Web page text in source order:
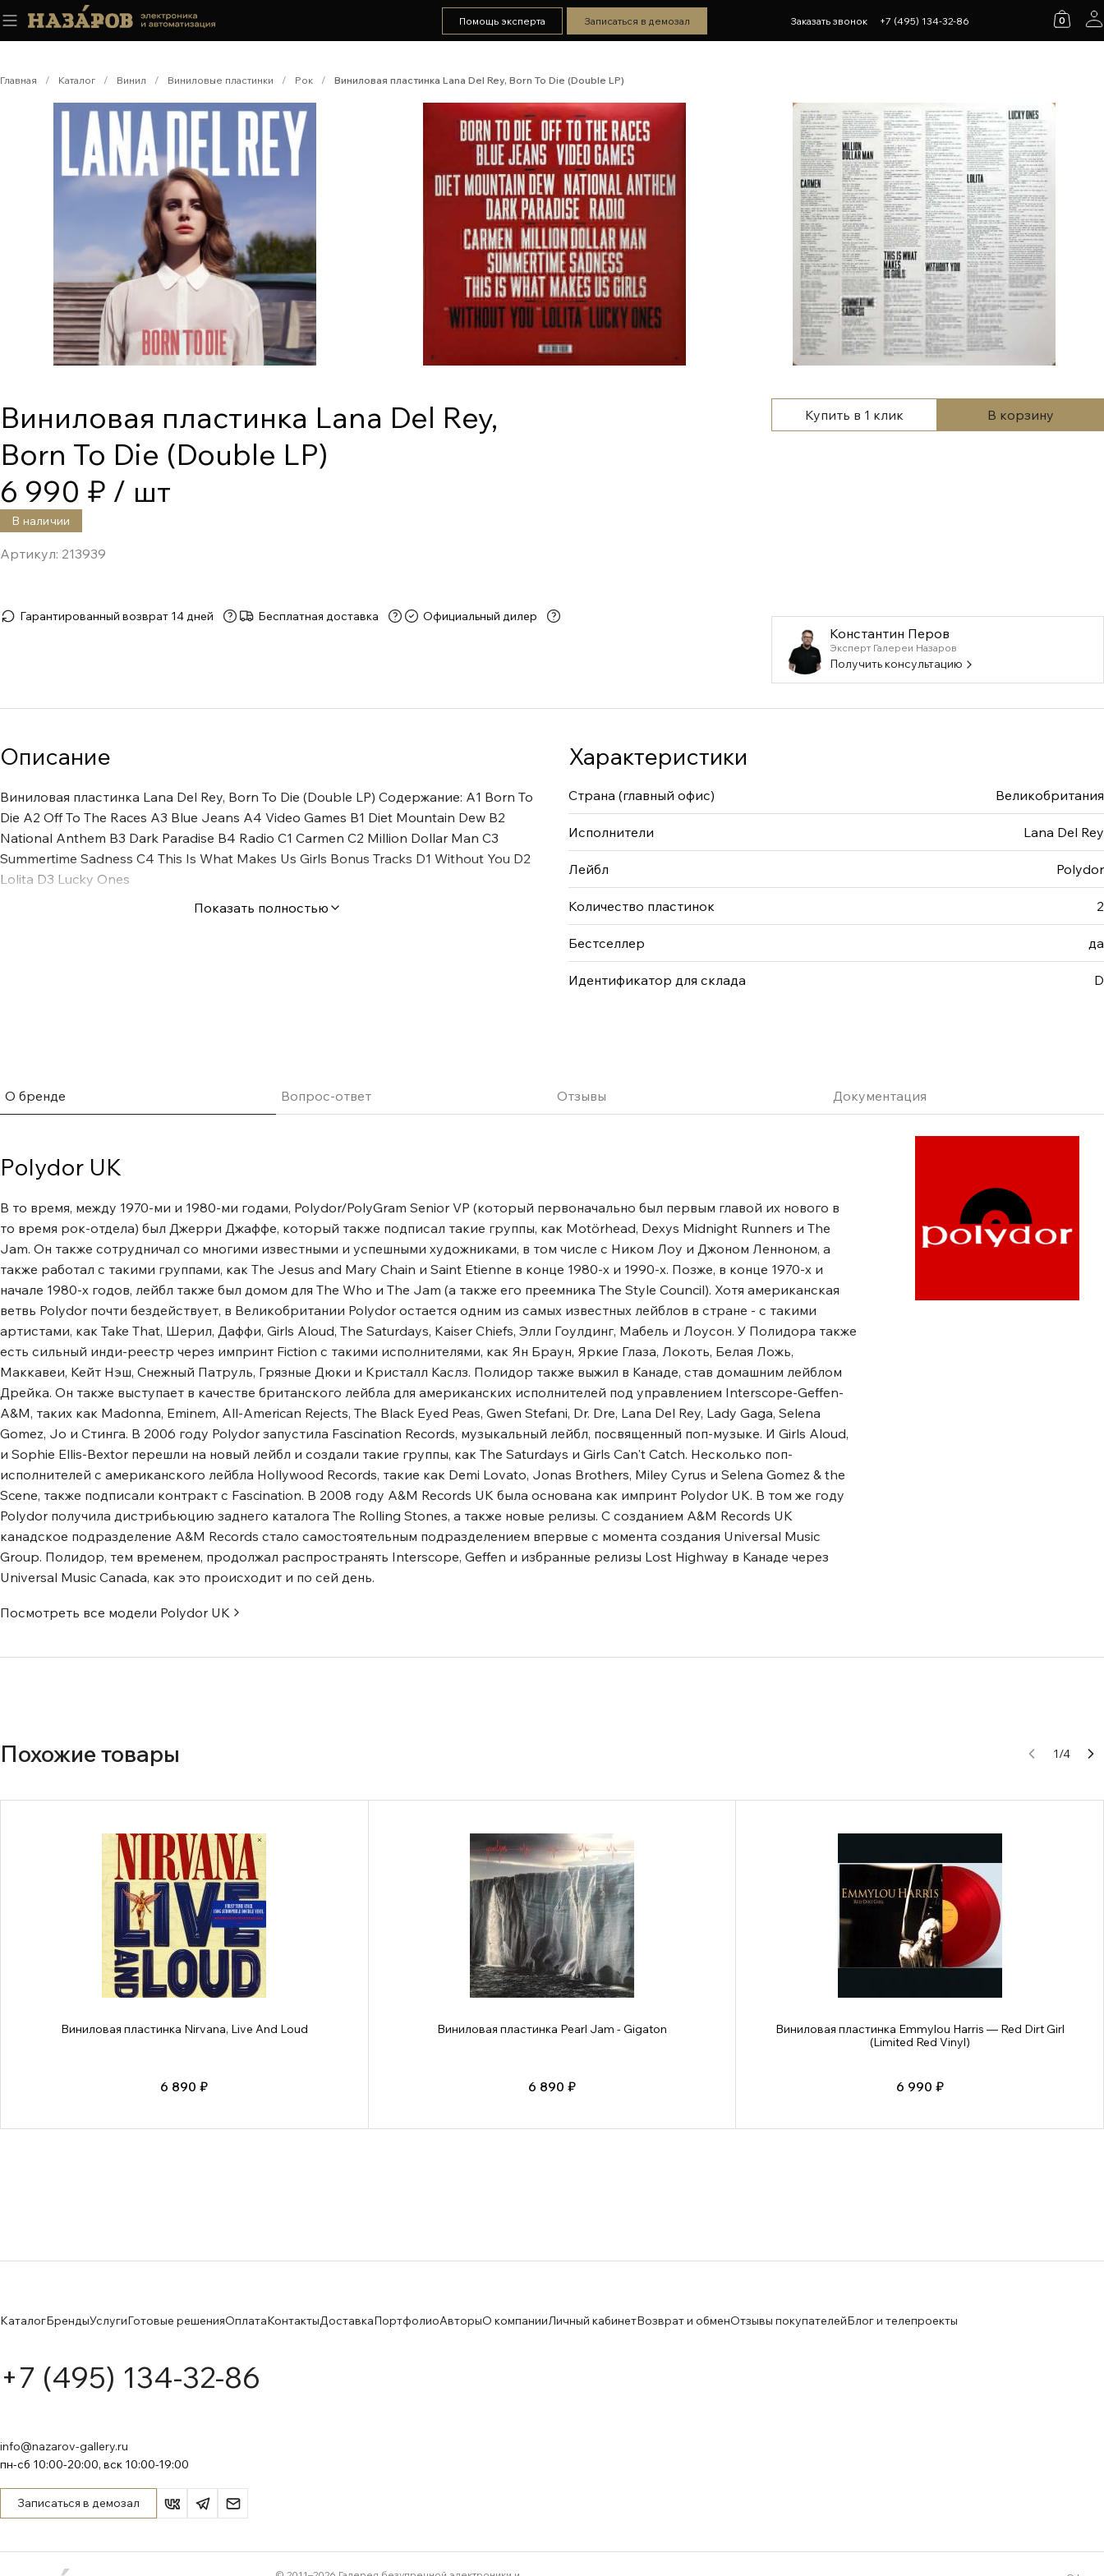
Помощь эксперта Записаться в демозал Заказать звонок +7 (495) 134-32-86 0
Главная / Каталог / Винил / Виниловые пластинки / Рок / Виниловая пластинка Lana Del Rey, Born To Die (Double LP)
Виниловая пластинка Lana Del Rey,
Born To Die (Double LP)
6 990 ₽ / шт
В наличии
Артикул: 213939
Константин Перов
Эксперт Галереи Назаров
Получить консультацию
Гарантированный возврат 14 дней Бесплатная доставка Официальный дилер
Купить в 1 клик В корзину
Описание
Виниловая пластинка Lana Del Rey, Born To Die (Double LP) Содержание: A1 Born To
Die A2 Off To The Races A3 Blue Jeans A4 Video Games B1 Diet Mountain Dew B2
National Anthem B3 Dark Paradise B4 Radio C1 Carmen C2 Million Dollar Man C3
Summertime Sadness C4 This Is What Makes Us Girls Bonus Tracks D1 Without You D2
Lolita D3 Lucky Ones
Показать полностью
Характеристики
Страна (главный офис) Великобритания
Исполнители Lana Del Rey
Лейбл Polydor
Количество пластинок 2
Бестселлер да
Идентификатор для склада D
О бренде Вопрос-ответ Отзывы Документация
Polydor UK
В то время, между 1970-ми и 1980-ми годами, Polydor/PolyGram Senior VP (который первоначально был первым главой их нового в
то время рок-отдела) был Джерри Джаффе, который также подписал такие группы, как Motörhead, Dexys Midnight Runners и The
Jam. Он также сотрудничал со многими известными и успешными художниками, в том числе с Ником Лоу и Джоном Ленноном, а
также работал с такими группами, как The Jesus and Mary Chain и Saint Etienne в конце 1980-х и 1990-х. Позже, в конце 1970-х и
начале 1980-х годов, лейбл также был домом для The Who и The Jam (а также его преемника The Style Council). Хотя американская
ветвь Polydor почти бездействует, в Великобритании Polydor остается одним из самых известных лейблов в стране - с такими
артистами, как Take That, Шерил, Даффи, Girls Aloud, The Saturdays, Kaiser Chiefs, Элли Гоулдинг, Мабель и Лоусон. У Полидора также
есть сильный инди-реестр через импринт Fiction с такими исполнителями, как Ян Браун, Яркие Глаза, Локоть, Белая Ложь,
Маккавеи, Кейт Нэш, Снежный Патруль, Грязные Дюки и Кристалл Каслз. Полидор также выжил в Канаде, став домашним лейблом
Дрейка. Он также выступает в качестве британского лейбла для американских исполнителей под управлением Interscope-Geffen-
A&M, таких как Madonna, Eminem, All-American Rejects, The Black Eyed Peas, Gwen Stefani, Dr. Dre, Lana Del Rey, Lady Gaga, Selena
Gomez, Jo и Стинга. В 2006 году Polydor запустила Fascination Records, музыкальный лейбл, посвященный поп-музыке. И Girls Aloud,
и Sophie Ellis-Bextor перешли на новый лейбл и создали такие группы, как The Saturdays и Girls Can't Catch. Несколько поп-
исполнителей с американского лейбла Hollywood Records, такие как Demi Lovato, Jonas Brothers, Miley Cyrus и Selena Gomez & the
Scene, также подписали контракт с Fascination. В 2008 году A&M Records UK была основана как импринт Polydor UK. В том же году
Polydor получила дистрибьюцию заднего каталога The Rolling Stones, а также новые релизы. С созданием A&M Records UK
канадское подразделение A&M Records стало самостоятельным подразделением впервые с момента создания Universal Music
Group. Полидор, тем временем, продолжал распространять Interscope, Geffen и избранные релизы Lost Highway в Канаде через
Universal Music Canada, как это происходит и по сей день.
Посмотреть все модели Polydor UK
Похожие товары 1/4
Виниловая пластинка Nirvana, Live And Loud
6 890 ₽
Виниловая пластинка Pearl Jam - Gigaton
6 890 ₽
Виниловая пластинка Emmylou Harris — Red Dirt Girl
(Limited Red Vinyl)
6 990 ₽
КаталогБрендыУслугиГотовые решенияОплатаКонтактыДоставкаПортфолиоАвторыО компанииЛичный кабинетВозврат и обменОтзывы покупателейБлог и телепроекты
+7 (495) 134-32-86
info@nazarov-gallery.ru
пн-сб 10:00-20:00, вск 10:00-19:00
Записаться в демозал